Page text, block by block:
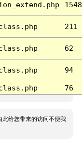
1548
211
62
94
76
此给您带来的访问不便我